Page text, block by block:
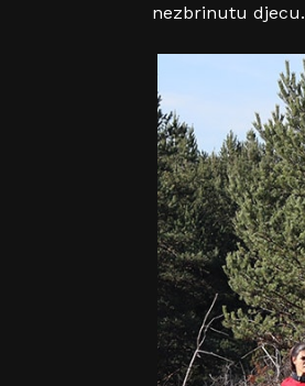
nezbrinutu djecu.